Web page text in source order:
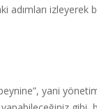
adımları
yani